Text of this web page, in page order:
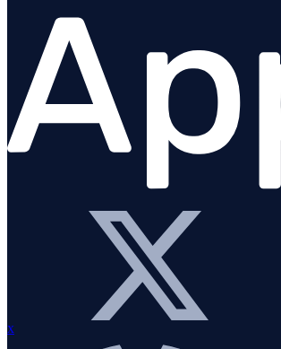
Gem Redis
Ruby on Rails
Ruby VM
Sequel
Shoryuken
Sidekiq
Sinatra
Solid Queue
x